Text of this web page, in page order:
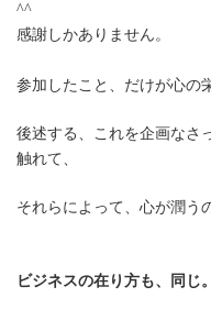
^^
感謝しかありません。
参加したこと、だけが心の
後述する、これを企画なさ
触れて、
それらによって、心が潤う
ビジネスの在り方も、同じ。